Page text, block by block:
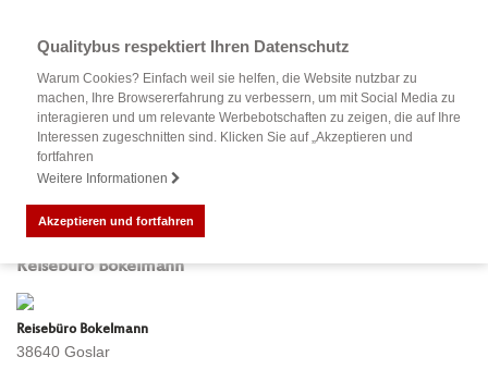
Qualitybus respektiert Ihren Datenschutz
Warum Cookies? Einfach weil sie helfen, die Website nutzbar zu
machen, Ihre Browsererfahrung zu verbessern, um mit Social Media zu
interagieren und um relevante Werbebotschaften zu zeigen, die auf Ihre
Interessen zugeschnitten sind. Klicken Sie auf „Akzeptieren und
fortfahren
Weitere Informationen
Akzeptieren und fortfahren
Reisebüro Bokelmann
Reisebüro Bokelmann
38640 Goslar